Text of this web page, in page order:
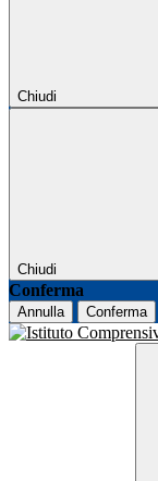
Chiudi
Chiudi
Conferma
Annulla Conferma